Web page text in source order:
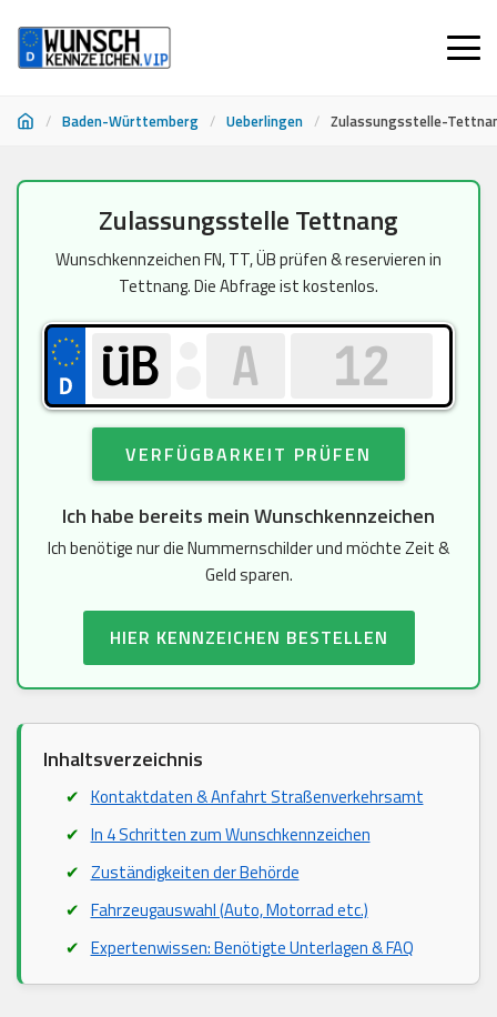
/ Baden-Württemberg / Ueberlingen / Zulassungsstelle-
springen
Zulassungsstelle Tettnang
Wunschkennzeichen FN, TT, ÜB prüfen & reservieren in
Tettnang. Die Abfrage ist kostenlos.
VERFÜGBARKEIT PRÜFEN
Ich habe bereits mein Wunschkennzeichen
Ich benötige nur die Nummernschilder und möchte Zeit &
Geld sparen.
HIER KENNZEICHEN BESTELLEN
Inhaltsverzeichnis
Kontaktdaten & Anfahrt Straßenverkehrsamt
In 4 Schritten zum Wunschkennzeichen
Zuständigkeiten der Behörde
Fahrzeugauswahl (Auto, Motorrad etc.)
Expertenwissen: Benötigte Unterlagen & FAQ